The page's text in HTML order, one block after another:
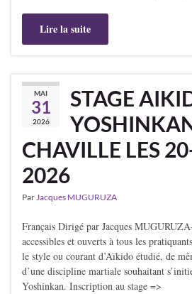
Lire la suite
MAI
31
2026
STAGE
CHAVILLE LES
2026
ParJacques MUGURUZA
Français Dirigé par Jacques
accessibles et ouverts à tous les
le style ou courant d’Aïkido étudié, de
d’une discipline martiale souhaitant
Yoshinkan. Inscription au stage =>